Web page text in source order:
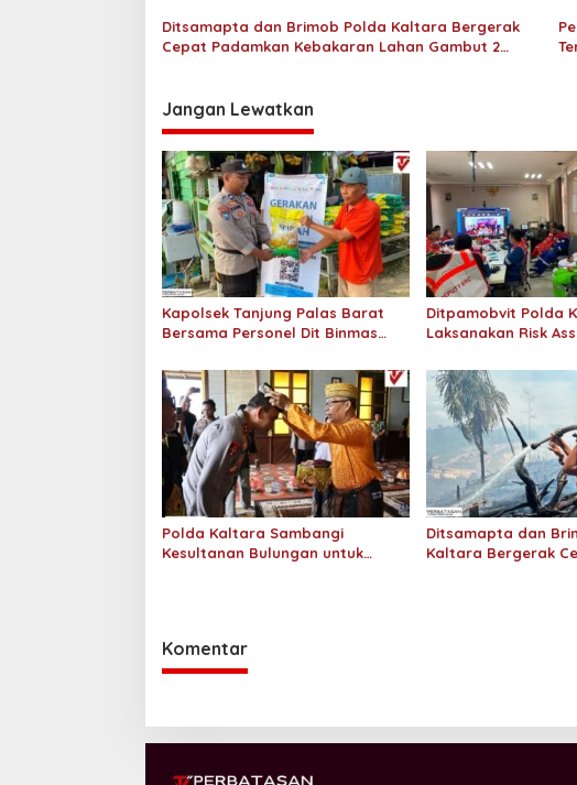
s
Ditsamapta dan Brimob Polda Kaltara Bergerak
Cepat Padamkan Kebakaran Lahan Gambut 2
Jangan Lewatkan
Kapolsek Tanjung Palas Barat
Bersama Personel Dit Binmas
SPHP Kepada Masyarakat
Ditpamobvit Polda
Laksanakan Risk
Polda Kaltara Sambangi
Kesultanan Bulungan untuk
Ditsamapta dan
Kaltara Bergerak
Komentar